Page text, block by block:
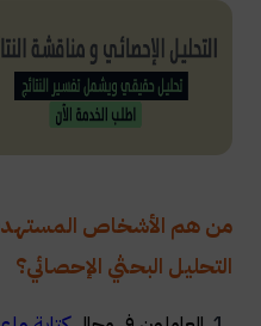
من هم الأشخاص
التحليل البحثي الإحصائي؟